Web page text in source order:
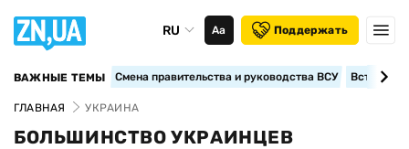
RU Аа Поддержать
ВАЖНЫЕ ТЕМЫ Смена правительства и руководства ВСУ
ГЛАВНАЯ УКРАИНА
БОЛЬШИНСТВО УКРАИНЦЕВ